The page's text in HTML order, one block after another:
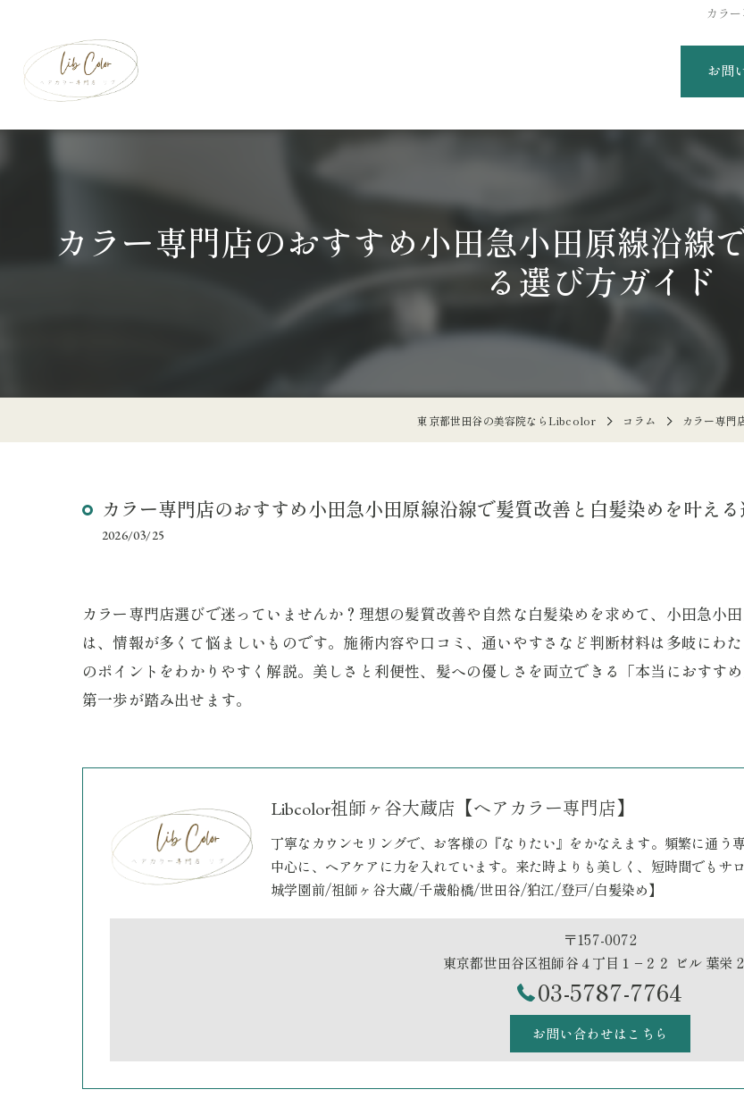
カラ
お問
カラー専門店のおすすめ小田急小田原線沿線
る選び方ガイド
東京都世田谷の美容院ならLibcolor コラム カラー専門
カラー専門店のおすすめ小田急小田原線沿線で髪質改善と白髪染めを叶え
2026/03/25
カラー専門店選びで迷っていませんか？理想の髪質改善や自然な白髪染めを求めて、小田急小
は、情報が多くて悩ましいものです。施術内容や口コミ、通いやすさなど判断材料は多岐にわ
のポイントをわかりやすく解説。美しさと利便性、髪への優しさを両立できる「本当におすす
第一歩が踏み出せます。
Libcolor祖師ヶ谷大蔵店【ヘアカラー専門店】
丁寧なカウンセリングで、お客様の『なりたい』をかなえます。頻繁に通う
中心に、ヘアケアに力を入れています。来た時よりも美しく、短時間でもサ
城学園前/祖師ヶ谷大蔵/千歳船橋/世田谷/狛江/登戸/白髪染め】
〒157-0072
東京都世田谷区祖師谷４丁目１−２２ ビル 葉栄
03-5787-7764
お問い合わせはこちら